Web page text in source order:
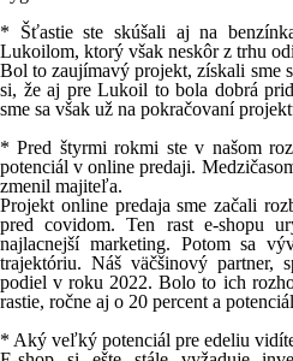
* Šťastie ste skúšali aj na
Lukoilom, ktorý však neskôr z trhu
Bol to zaujímavý projekt, získali sme
si, že aj pre Lukoil to bola dobrá
sme sa však už na pokračovaní
* Pred štyrmi rokmi ste v našom
potenciál v online predaji.
zmenil majiteľa.
Projekt online predaja sme začali
pred covidom. Ten rast e-shopu
najlacnejší marketing. Potom sa
trajektóriu. Náš väčšinový partner,
podiel v roku 2022. Bolo to ich
rastie, ročne aj o 20 percent a
* Aký veľký potenciál pre edeliu